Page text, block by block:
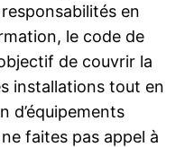
en
le code de
de couvrir la
installations tout en
d’équipements
faites pas appel à